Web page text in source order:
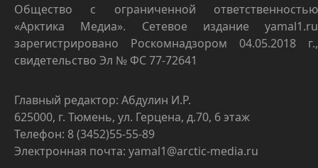
Общество с ограниченной ответственностью
«Арктика Медиа». Сетевое издание yamal1.ru
зарегистрировано Роскомнадзором 04.05.2018 г.,
свидетельство Эл № ФС 77-72641
Главный редактор: Абдулин И.Р.
625000, г. Тюмень, ул. Герцена, д.70, 6 этаж
Телефон: 8 (3452)55-55-89
Электронная почта: yamal1@arctic-media.ru